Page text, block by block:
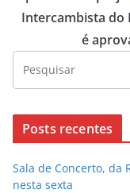
Intercambista do
é
Posts recentes
Sala de Concerto, da
nesta sexta